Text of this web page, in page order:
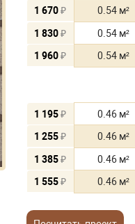
1 670₽ 0.54 м²
1 830₽ 0.54 м²
1 960₽ 0.54 м²
1 195₽ 0.46 м²
1 255₽ 0.46 м²
1 385₽ 0.46 м²
1 555₽ 0.46 м²